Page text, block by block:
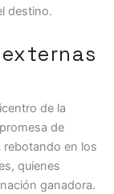
destino.
de la
de
rebotando en los
quienes
ganadora.